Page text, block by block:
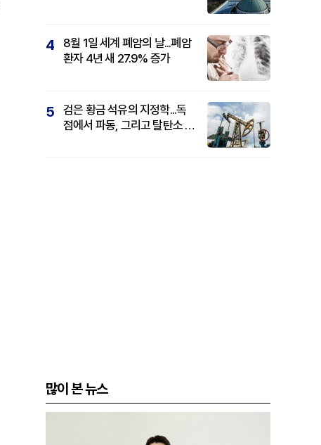
4
8월 1일 세계 폐암의 날...폐암
환자 4년 새 27.9% 증가
5
검은 황금 석유의 지정학...독
점에서 파동, 그리고 탈탄소 패
많이 본 뉴스